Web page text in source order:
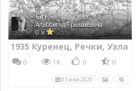
Gri
Альбом ад Грышкевіча
0 x
1935 Куренец, Речки, Узла
0 1К 0 0
03 июл 2020